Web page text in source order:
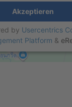
Akzeptieren
by Usercentrics
Platform &